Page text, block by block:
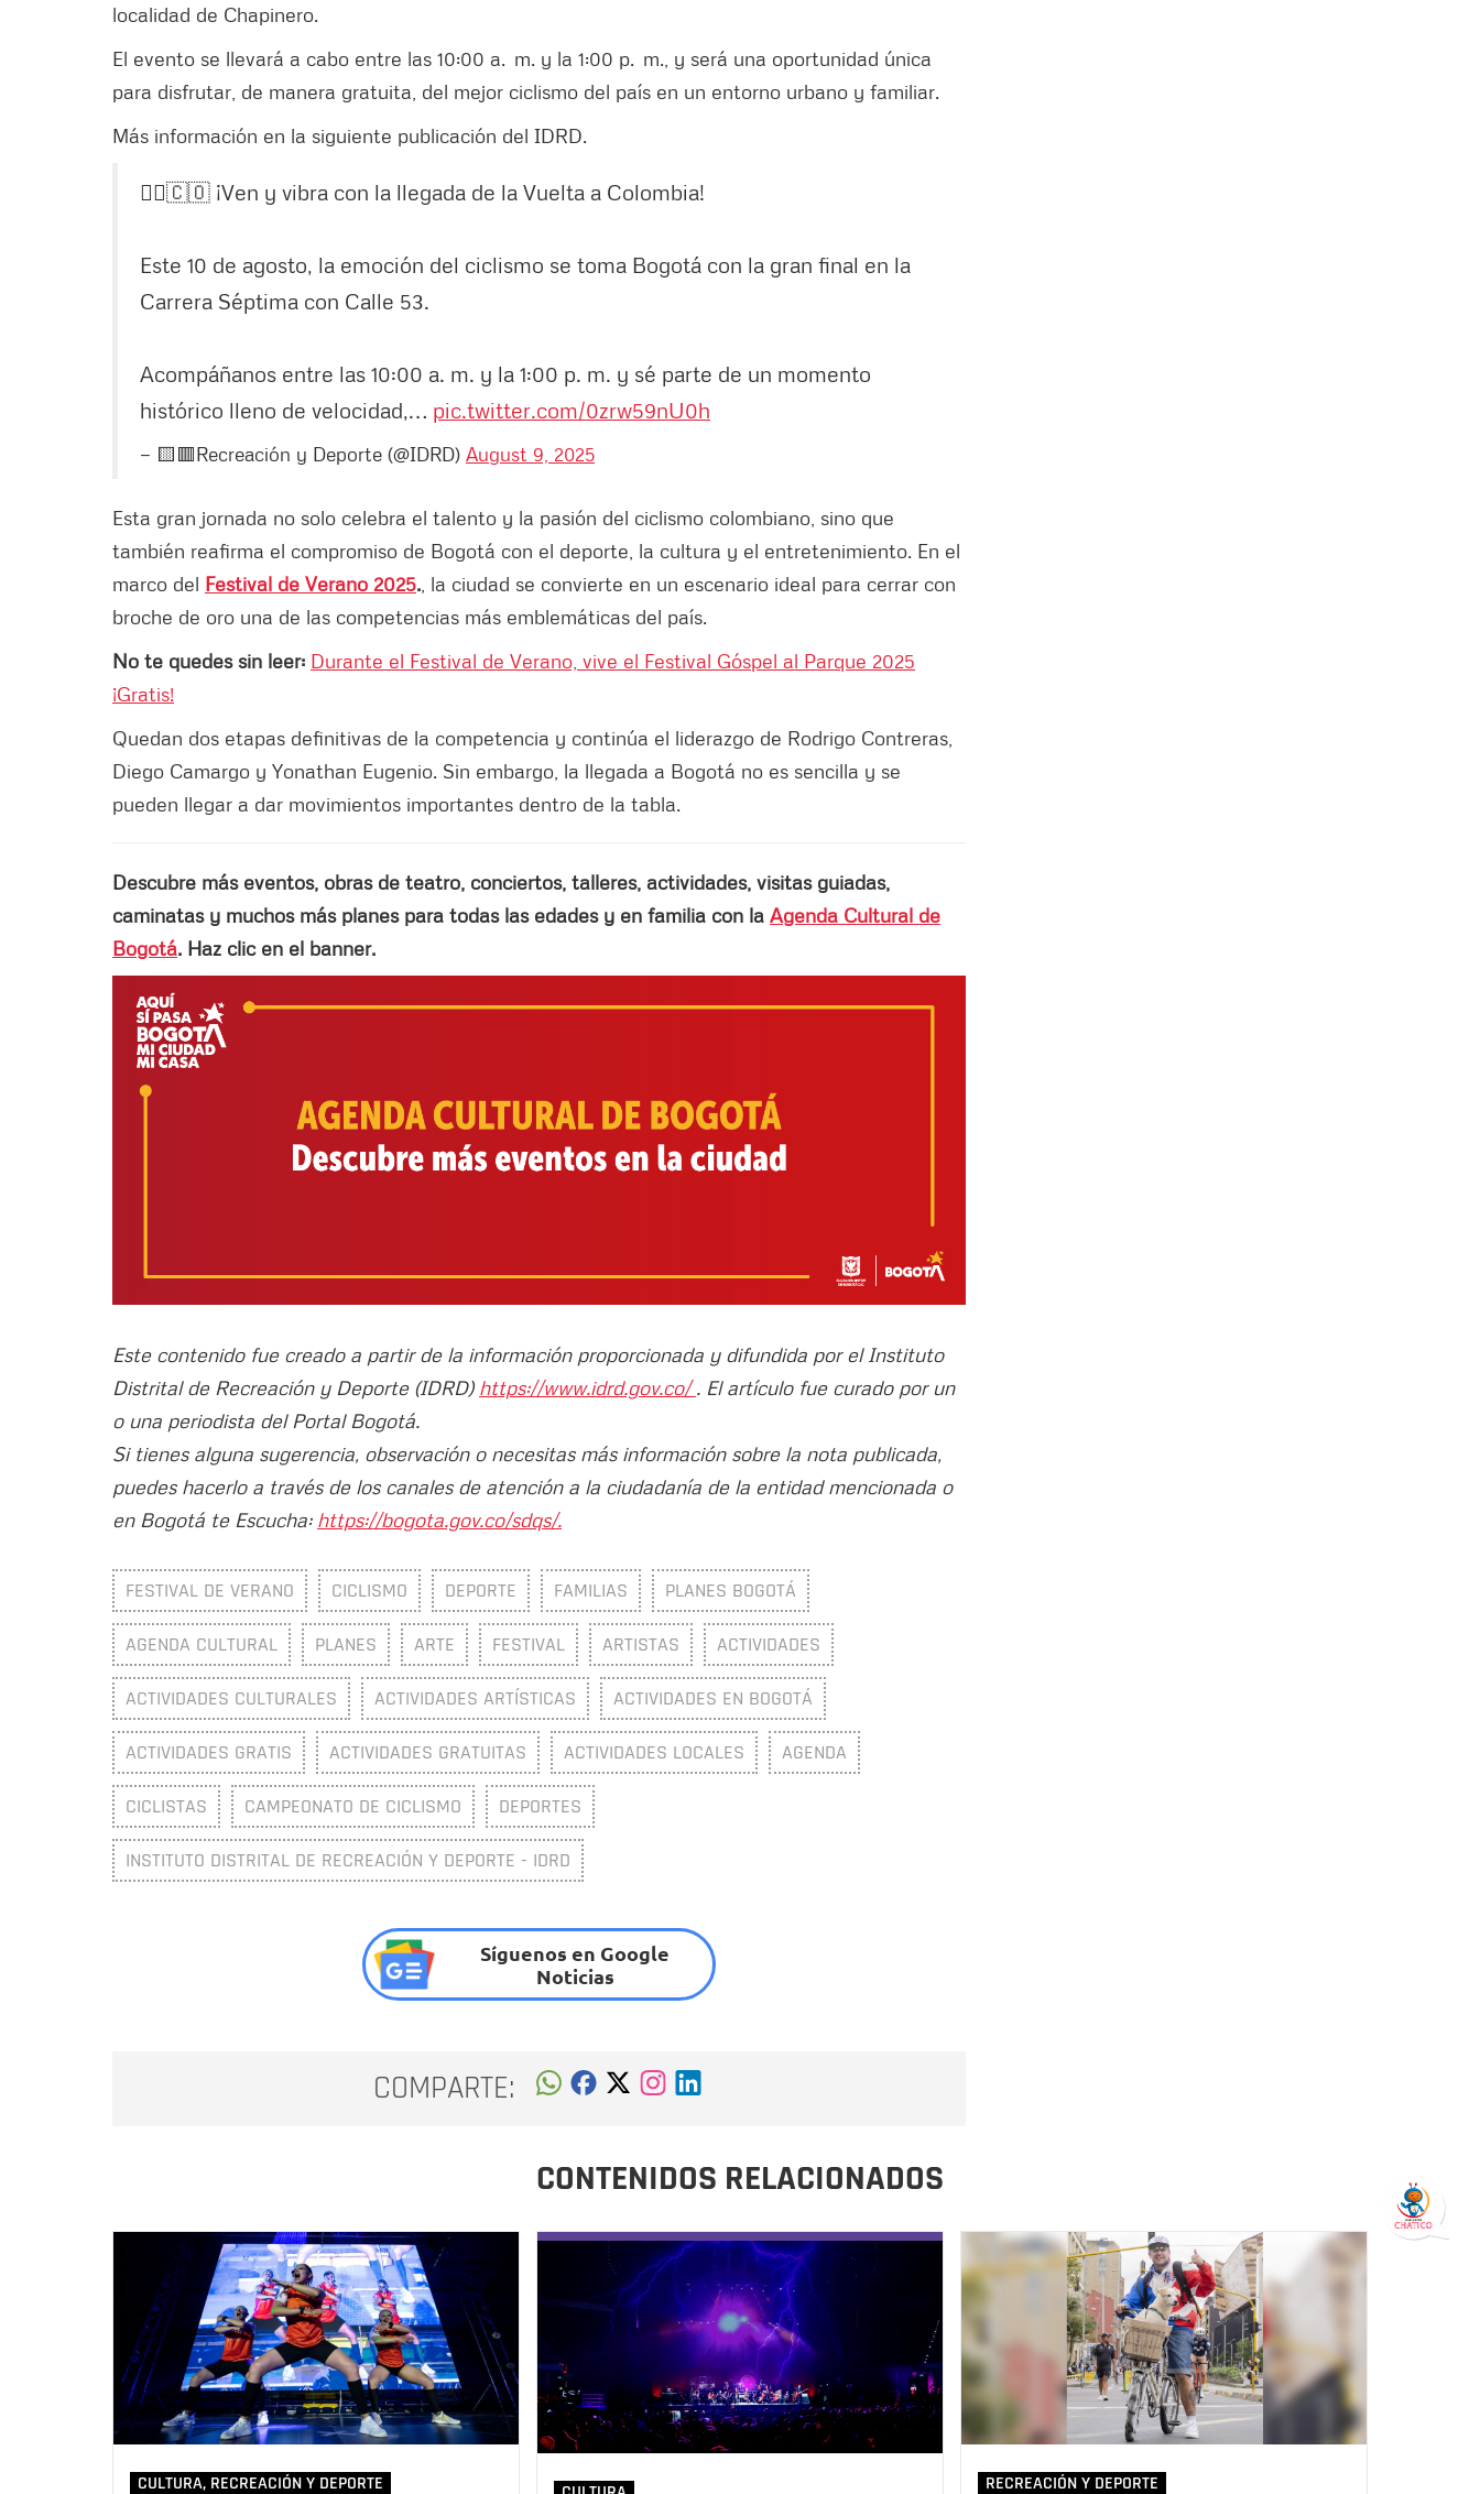
localidad de Chapinero.
El evento se llevará a cabo entre las 10:00 a. m. y la 1:00 p. m., y será una oportunidad única
para disfrutar, de manera gratuita, del mejor ciclismo del país en un entorno urbano y familiar.
Más información en la siguiente publicación del IDRD.
🚴‍♂️🇨🇴 ¡Ven y vibra con la llegada de la Vuelta a Colombia!
Este 10 de agosto, la emoción del ciclismo se toma Bogotá con la gran final en la
Carrera Séptima con Calle 53.
Acompáñanos entre las 10:00 a. m. y la 1:00 p. m. y sé parte de un momento
histórico lleno de velocidad,… pic.twitter.com/0zrw59nU0h
— 🟨🟥Recreación y Deporte (@IDRD) August 9, 2025
Esta gran jornada no solo celebra el talento y la pasión del ciclismo colombiano, sino que
también reafirma el compromiso de Bogotá con el deporte, la cultura y el entretenimiento. En el
marco del Festival de Verano 2025. , la ciudad se convierte en un escenario ideal para cerrar con
broche de oro una de las competencias más emblemáticas del país.
No te quedes sin leer: Durante el Festival de Verano, vive el Festival Góspel al Parque 2025
¡Gratis!
Quedan dos etapas definitivas de la competencia y continúa el liderazgo de Rodrigo Contreras,
Diego Camargo y Yonathan Eugenio. Sin embargo, la llegada a Bogotá no es sencilla y se
pueden llegar a dar movimientos importantes dentro de la tabla.
Descubre más eventos, obras de teatro, conciertos, talleres, actividades, visitas guiadas,
caminatas y muchos más planes para todas las edades y en familia con la Agenda Cultural de
Bogotá. Haz clic en el banner.
Este contenido fue creado a partir de la información proporcionada y difundida por el Instituto
Distrital de Recreación y Deporte (IDRD) https://www.idrd.gov.co/. El artículo fue curado por un
o una periodista del Portal Bogotá.
Si tienes alguna sugerencia, observación o necesitas más información sobre la nota publicada,
puedes hacerlo a través de los canales de atención a la ciudadanía de la entidad mencionada o
en Bogotá te Escucha: https://bogota.gov.co/sdqs/.
FESTIVAL DE VERANO CICLISMO DEPORTE FAMILIAS PLANES BOGOTÁ
AGENDA CULTURAL PLANES ARTE FESTIVAL ARTISTAS ACTIVIDADES
ACTIVIDADES CULTURALES ACTIVIDADES ARTÍSTICAS ACTIVIDADES EN BOGOTÁ
ACTIVIDADES GRATIS ACTIVIDADES GRATUITAS ACTIVIDADES LOCALES AGENDA
CICLISTAS CAMPEONATO DE CICLISMO DEPORTES
INSTITUTO DISTRITAL DE RECREACIÓN Y DEPORTE - IDRD
Síguenos en Google
Noticias
COMPARTE:
CONTENIDOS RELACIONADOS
CULTURA, RECREACIÓN Y DEPORTE RECREACIÓN Y DEPORTE